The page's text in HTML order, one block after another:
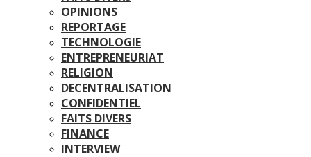
OPINIONS
REPORTAGE
TECHNOLOGIE
ENTREPRENEURIAT
RELIGION
DECENTRALISATION
CONFIDENTIEL
FAITS DIVERS
FINANCE
INTERVIEW